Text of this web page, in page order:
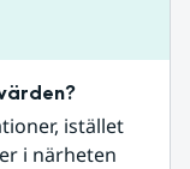
istället
i närheten